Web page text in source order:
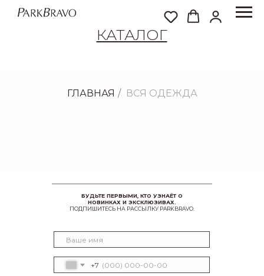
КАТАЛОГ
ГЛАВНАЯ / ВСЯ ОДЕЖДА
+7
БУДЬТЕ ПЕРВЫМИ, КТО УЗНАЁТ О
НОВИНКАХ И ЭКСКЛЮЗИВАХ.
ПОДПИШИТЕСЬ НА РАССЫЛКУ PARKBRAVO.